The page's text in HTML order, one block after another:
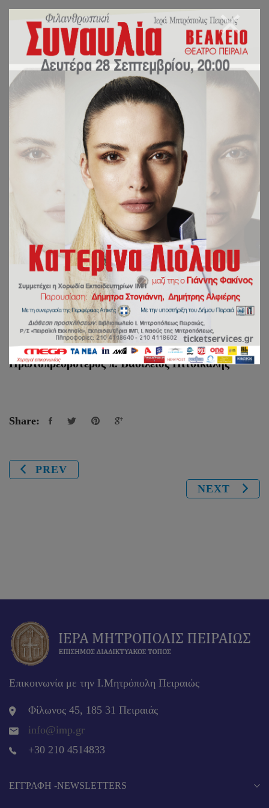
Ιερός Ναός Αγίων
Αναργύρων Τζανείου
Αφεντούλη και Ζαννή,
185 36, Πειραιάς
Τηλέφωνο: 210 42 80 915
Τηλέφωνο και Φαξ: 210 45 92 243
Ιερέας:
Πρωτοπρεσβύτερος π. Βασίλειος Πιτσικάλης
Share:
PREV
NEXT
Επικοινωνία με την Ι.Μητρόπολη Πειραιώς
Φίλωνος 45, 185 31 Πειραιάς
info@imp.gr
+30 210 4514833
EΓΓΡΑΦΉ -NEWSLETTERS